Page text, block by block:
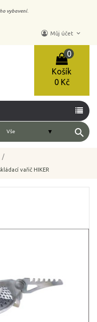
vybavení.
Můj účet keyboard_arrow_down
Košík
0
0 Kč
search
vařič HIKER